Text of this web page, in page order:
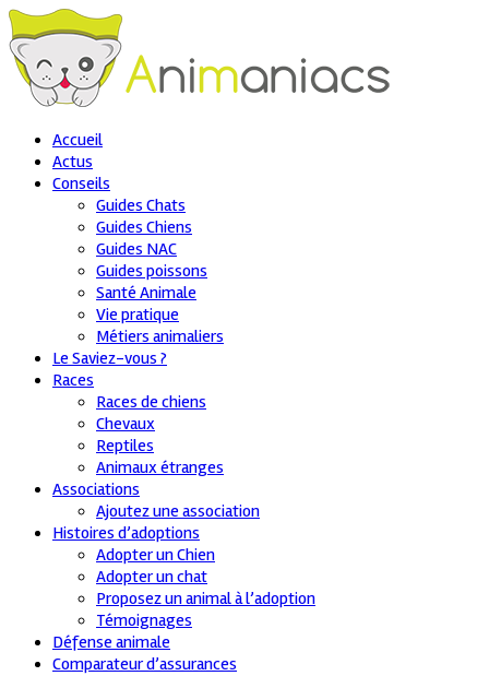
Accueil
Actus
Conseils
Guides Chats
Guides Chiens
Guides NAC
Guides poissons
Santé Animale
Vie pratique
Métiers animaliers
Le Saviez-vous ?
Races
Races de chiens
Chevaux
Reptiles
Animaux étranges
Associations
Ajoutez une association
Histoires d’adoptions
Adopter un Chien
Adopter un chat
Proposez un animal à l’adoption
Témoignages
Défense animale
Comparateur d’assurances